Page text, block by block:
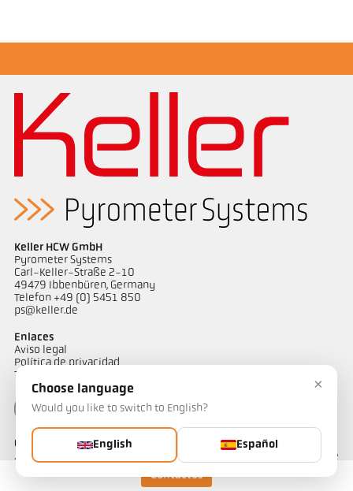
Contactos
Informe técnico Medición óptica de
Dibujo acotado PK 11-K002
Keller HCW GmbH
Pyrometer Systems
Carl-Keller-Straße 2-10
49479 Ibbenbüren, Germany
Telefon +49 (0) 5451 850
ps@keller.de
Enlaces
Aviso legal
Política de privacidad
Términos y condiciones
Contactos
¿Tiene alguna pregunta sobre nuestras soluciones de medición de
×
Choose language
Would you like to switch to English?
English Español